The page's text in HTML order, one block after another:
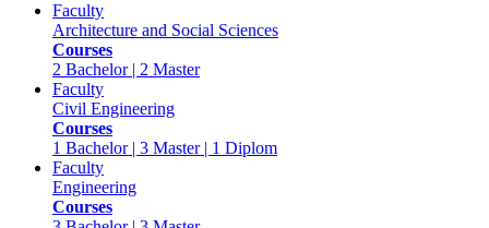
Faculty
Architecture and Social Sciences
Courses
2 Bachelor | 2 Master
Faculty
Civil Engineering
Courses
1 Bachelor | 3 Master | 1 Diplom
Faculty
Engineering
Courses